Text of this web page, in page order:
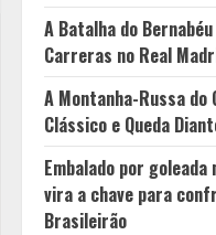
A Batalha do
Carreras no Real
A Montanha-Russa do
Clássico e Queda
Embalado por
vira a chave para
Brasileirão